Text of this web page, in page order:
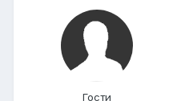
Гости